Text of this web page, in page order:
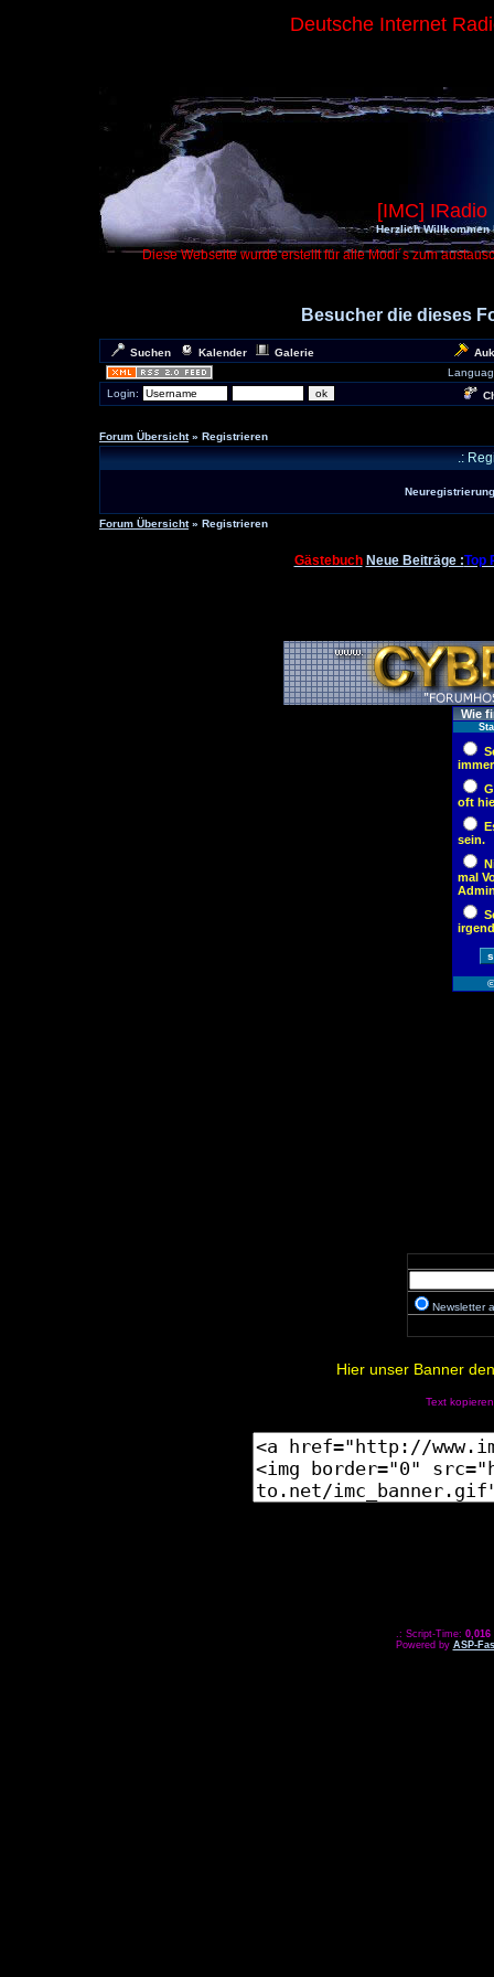
Deutsche Internet
[IMC]
Herzlich Willkommen
Diese Webseite wurde erstellt für alle Modi´s zum
Besucher die dieses
Suchen Kalender Galerie
Login:
Forum Übersicht» Registrieren
.:
Forum Übersicht» Registrieren
Gästebuch Neue Beiträge :Top
Newsletter
Hier unser Banner
Text
.: Script-Time: 0,016
Powered by ASP-